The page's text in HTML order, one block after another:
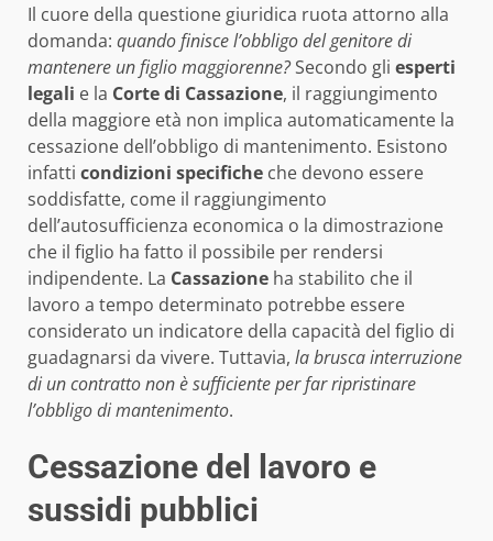
Il cuore della questione giuridica ruota attorno alla
domanda: quando finisce l’obbligo del genitore di
mantenere un figlio maggiorenne?Secondo gli esperti
legali e la Corte di Cassazione, il raggiungimento
della maggiore età non implica automaticamente la
cessazione dell’obbligo di mantenimento. Esistono
infatti condizioni specifiche che devono essere
soddisfatte, come il raggiungimento
dell’autosufficienza economica o la dimostrazione
che il figlio ha fatto il possibile per rendersi
indipendente. La Cassazione ha stabilito che il
lavoro a tempo determinato potrebbe essere
considerato un indicatore della capacità del figlio di
guadagnarsi da vivere. Tuttavia, la brusca interruzione
di un contratto non è sufficiente per far ripristinare
l’obbligo di mantenimento.
Cessazione del lavoro e
sussidi pubblici